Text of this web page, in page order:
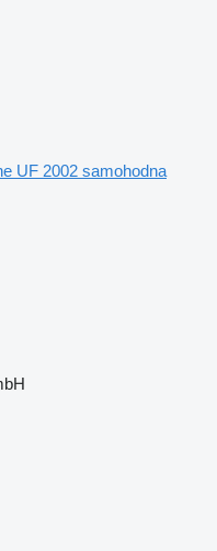
UF 2002 samohodna